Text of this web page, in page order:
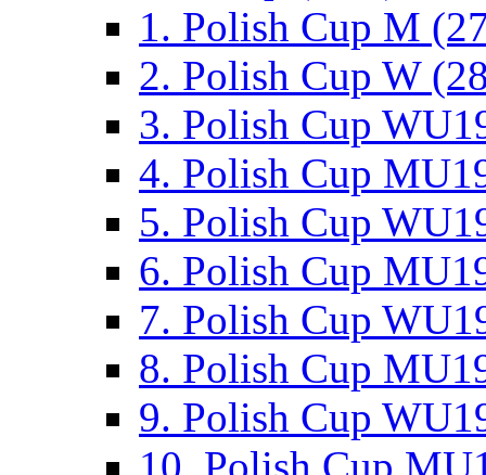
1. Polish Cup M
2. Polish Cup W
3. Polish Cup
4. Polish Cup
5. Polish Cup
6. Polish Cup
7. Polish Cup
8. Polish Cup
9. Polish Cup
10. Polish Cup